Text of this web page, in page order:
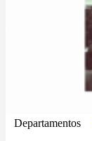
Departamentos